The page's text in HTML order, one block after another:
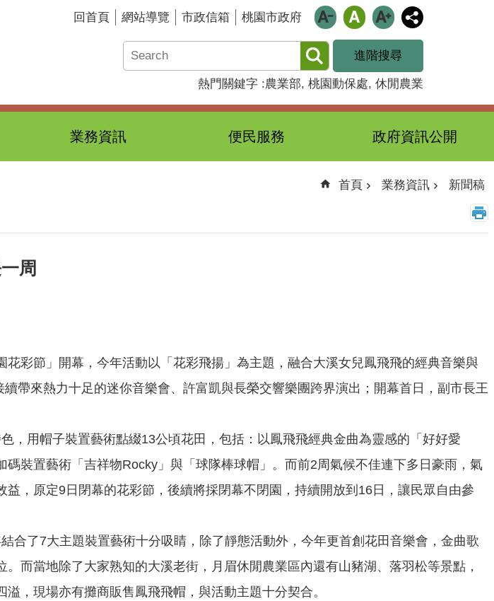
回首頁 網站導覽 市政信箱 桃園市政府
進階搜尋
熱門關鍵字 農業部 桃園動保處 休閒農業
業務資訊 便民服務 政府資訊公開
首頁 業務資訊 新聞稿
周
節」開幕，今年活動以「花彩飛揚」為主題，融合大溪女兒鳳飛飛的經典音樂與
帶來熱力十足的迷你音樂會、許富凱與長榮交響樂團跨界演出；開幕首日，副市長王
，用帽子裝置藝術點綴13公頃花田，包括：以鳳飛飛經典金曲為靈感的「好好愛
裝置藝術「吉祥物Rocky」與「球隊棒球帽」。而前2周氣候不佳連下多日豪雨，氣
，原定9日閉幕的花彩節，後續將採閉幕不閉園，持續開放到16日，讓民眾自由參
合了7大主題裝置藝術十分吸睛，除了靜態活動外，今年更首創花田音樂會，金曲歌
而當地除了大家熟知的大溪老街，月眉休閒農業區內還有山豬湖、落羽松等景點，
，現場亦有攤商販售鳳飛飛帽，與活動主題十分契合。